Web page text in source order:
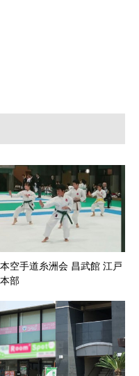
空手道糸洲会 昌武館 江戸
部